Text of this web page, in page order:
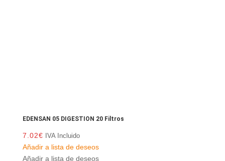
EDENSAN 05 DIGESTION 20 Filtros
7.02€ IVA Incluido
Añadir a lista de deseos
Añadir a lista de deseos